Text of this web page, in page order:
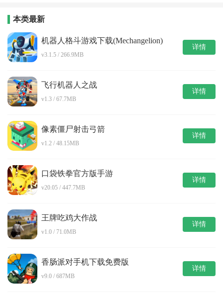
本类最新
机器人格斗游戏下载(Mechangelion)
v3.1.5 / 266.9MB
详情
飞行机器人之战
v1.3 / 67.7MB
详情
像素僵尸射击弓箭
v1.2 / 48.15MB
详情
口袋铁拳官方版手游
v20.05 / 447.7MB
详情
王牌吃鸡大作战
v1.0 / 71.0MB
详情
香肠派对手机下载免费版
v9.0 / 687MB
详情